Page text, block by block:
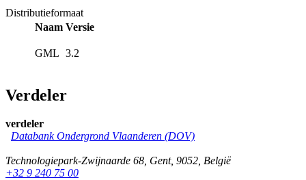
Distributieformaat
Naam Versie
GML 3.2
Verdeler
verdeler
Databank Ondergrond Vlaanderen (DOV)
Technologiepark-Zwijnaarde 68, Gent, 9052, België
+32 9 240 75 00